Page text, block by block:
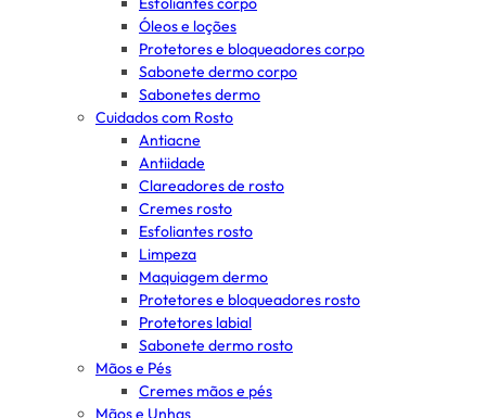
Óleos e loções
Protetores e bloqueadores corpo
Sabonete dermo corpo
Sabonetes dermo
Cuidados com Rosto
Antiacne
Antiidade
Clareadores de rosto
Cremes rosto
Esfoliantes rosto
Limpeza
Maquiagem dermo
Protetores e bloqueadores rosto
Protetores labial
Sabonete dermo rosto
Mãos e Pés
Cremes mãos e pés
Mãos e Unhas